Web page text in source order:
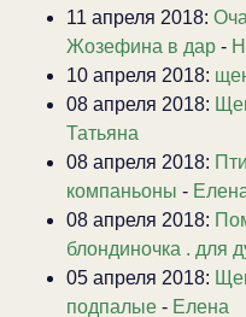
11 апреля 2018:
Жозефина в дар -
10 апреля 2018:
08 апреля 2018:
Татьяна
08 апреля 2018:
компаньоны -
08 апреля 2018:
блондиночка . для
05 апреля 2018:
подпалые - Елена